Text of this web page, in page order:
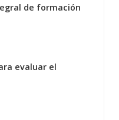
de formación
evaluar el